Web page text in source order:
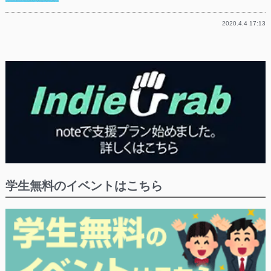
2020.4.4 17:13
学生無料のイベントはこちら